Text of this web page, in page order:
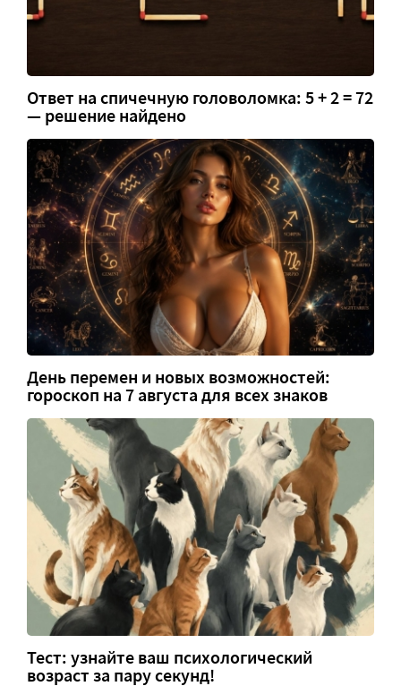
Ответ на спичечную головоломка: 5 + 2 = 72
— решение найдено
День перемен и новых возможностей:
гороскоп на 7 августа для всех знаков
Тест: узнайте ваш психологический
возраст за пару секунд!